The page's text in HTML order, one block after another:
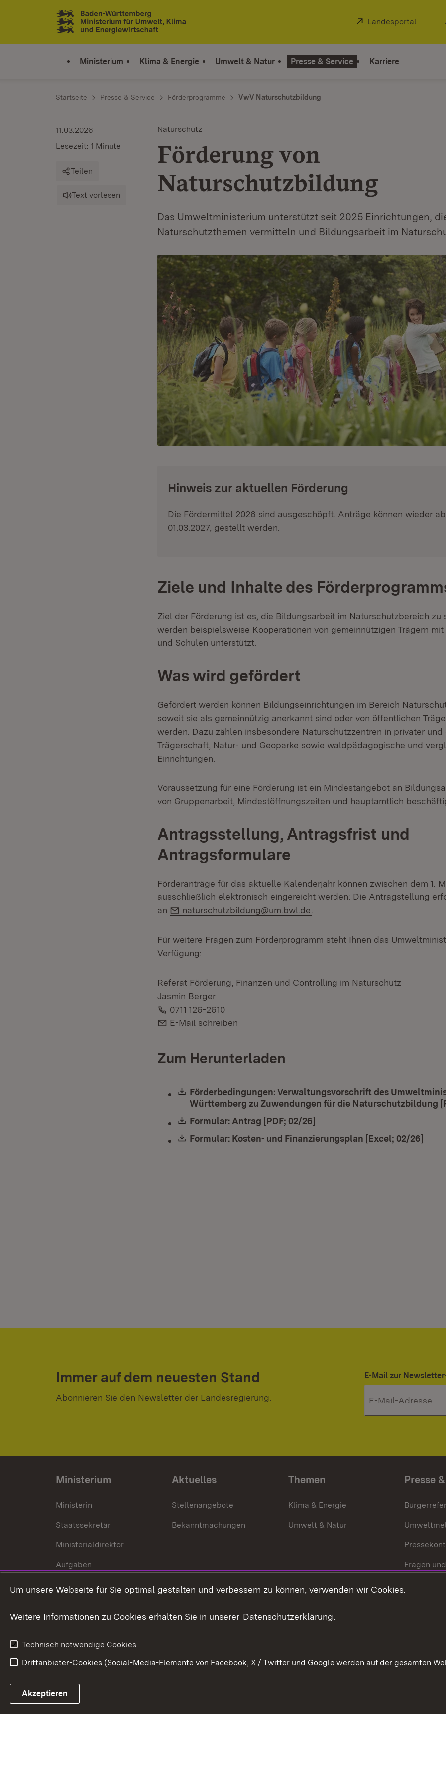
Zum Inhalt springen
Link zur Startseite
Extern:
Landesportal
Ministerium Klima & Energie Umwelt & Natur Presse & Service Karriere
Startseite Presse & Service Förderprogramme VwV Naturschutzbildung
Naturschutz
Förderung von
Naturschutzbildung
Das Umweltministerium unterstützt seit 2025 Einrichtungen,
Naturschutzthemen vermitteln und Bildungsarbeit im
11.03.2026
Lesezeit: 1 Minute
Teilen
Text vorlesen
:Hinweis zur aktuellen Förderung
Die Fördermittel 2026 sind ausgeschöpft. Anträge können wieder ab
01.03.2027, gestellt werden.
Ziele und Inhalte des
Ziel der Förderung ist es, die Bildungsarbeit im Naturschutzbereich zu
werden beispielsweise Kooperationen von gemeinnützigen Trägern
und Schulen unterstützt.
Was wird gefördert
Gefördert werden können Bildungseinrichtungen im Bereich
soweit sie als gemeinnützig anerkannt sind oder von öffentlichen
werden. Dazu zählen insbesondere Naturschutzzentren in privater
Trägerschaft, Natur- und Geoparke sowie waldpädagogische und
Einrichtungen.
Voraussetzung für eine Förderung ist ein Mindestangebot an
von Gruppenarbeit, Mindestöffnungszeiten und hauptamtlich
Antragsstellung, Antragsfrist und
Antragsformulare
Förderanträge für das aktuelle Kalenderjahr können zwischen dem 1.
ausschließlich elektronisch eingereicht werden: Die Antragstellung
an
E-Mail:
naturschutzbildung@um.bwl.de
Für weitere Fragen zum Förderprogramm steht Ihnen das
Verfügung:
Referat Förderung, Finanzen und Controlling im Naturschutz
Jasmin Berger
Telefon:
0711 126-2610
E-Mail:
E-Mail schreiben
Zum Herunterladen
Download:
Förderbedingungen: Verwaltungsvorschrift des
Württemberg zu Zuwendungen für die Naturschutzbildung
Download:
Formular: Antrag [PDF; 02/26]
Download:
Formular: Kosten- und Finanzierungsplan [Excel; 02/26]
Immer auf dem neuesten Stand
Abonnieren Sie den Newsletter der Landesregierung.
E-Mail zur
Ministerium
Ministerin
Staatssekretär
Ministerialdirektor
Aufgaben
Internationale
Aktuelles
Stellenangebote
Bekanntmachungen
Themen
Klima & Energie
Umwelt & Natur
Presse
Fragen
Link zum Landesportal
Um unsere Webseite für Sie optimal gestalten und verbessern zu können, verwenden wir Cookies.
Weitere Informationen zu Cookies erhalten Sie in unserer Datenschutzerklärung.
Technisch notwendige Cookies
Drittanbieter-Cookies (Social-Media-Elemente von Facebook, X / Twitter und Google werden auf der gesamten
Akzeptieren